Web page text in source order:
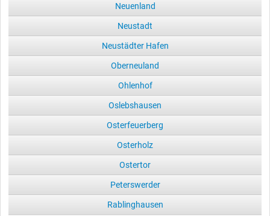
Neuenland
Neustadt
Neustädter Hafen
Oberneuland
Ohlenhof
Oslebshausen
Osterfeuerberg
Osterholz
Ostertor
Peterswerder
Rablinghausen